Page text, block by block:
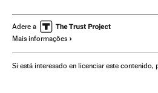
Política sanitária América
Adere a
Mais informações
Si está interesado en licenciar este contenido,